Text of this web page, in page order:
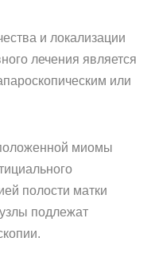
и локализации
лечения является
или
миомы
полости матки
подлежат